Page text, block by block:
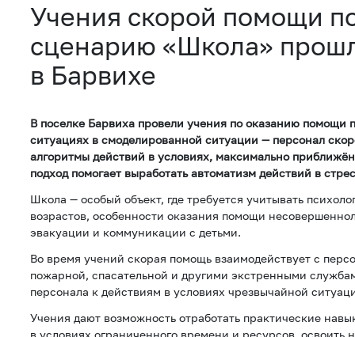
Учения скорой помощи
сценарию «Школа»
в Барвихе
В поселке Барвиха провели учения по оказанию помощи
ситуациях в смоделированной ситуации — персонал
алгоритмы действий в условиях, максимально
подход помогает выработать автоматизм действий в
Школа — особый объект, где требуется учитывать
возрастов, особенности оказания помощи
эвакуации и коммуникации с детьми.
Во время учений скорая помощь взаимодействует с
пожарной, спасательной и другими экстренными
персонала к действиям в условиях чрезвычайной
Учения дают возможность отработать практические